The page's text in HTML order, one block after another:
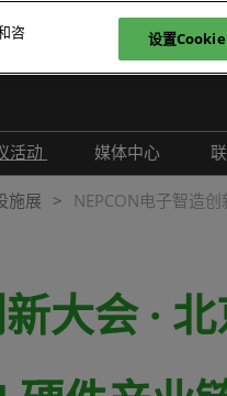
ภาษ
活动
现场活动
行业活动
媒体中心
展会新闻
合作媒体
施展 NEPCON电子智造
大会 ·
咨
设置Cookie